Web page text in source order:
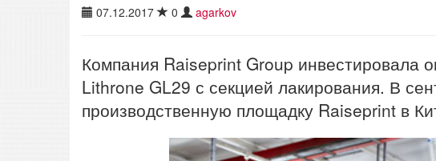
07.12.2017 0 agarkov
Компания Raiseprint Group инвестировала
Lithrone GL29 с секцией лакирования. В
производственную площадку Raiseprint в